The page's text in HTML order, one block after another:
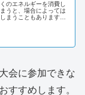
のエネルギーを消費し
うと、場合によっては
まうこともあります。
会に参加できな
すすめします。